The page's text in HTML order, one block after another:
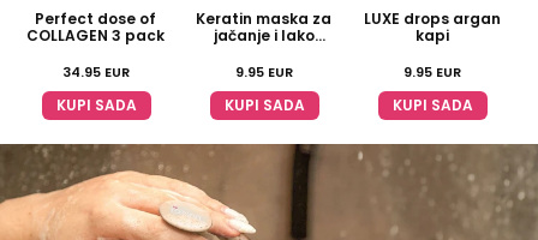
Perfect dose of
COLLAGEN 3 pack
34.95 EUR
KUPI SADA
Keratin maska za
jačanje i lako
9.95 EUR
KUPI SADA
LUXE drops argan
kapi
9.95 EUR
KUPI SADA